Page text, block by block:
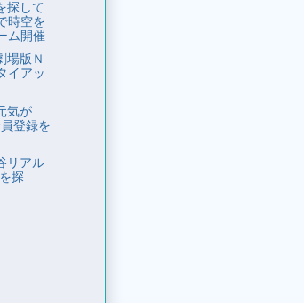
探して
時空を
ム開催
場版Ｎ
イアッ
気が
登録を
リアル
探